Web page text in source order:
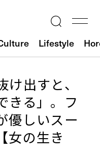
Lifestyle
け出すと、
きる」。フ
優しいスー
女の生き